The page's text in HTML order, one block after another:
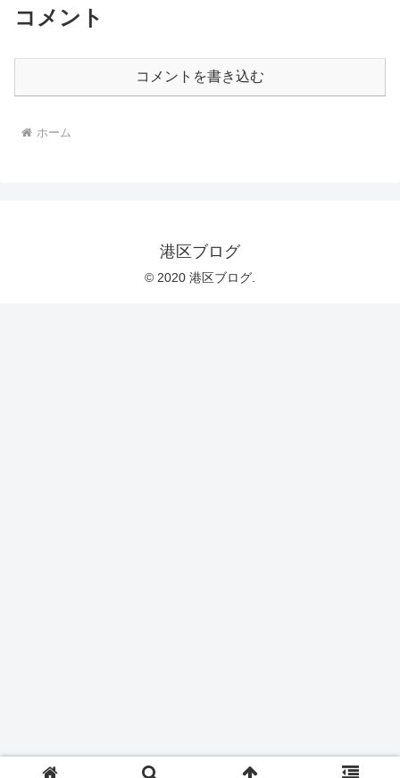
コメント
コメントを書き込む
ホーム
港区ブログ
© 2020 港区ブログ.